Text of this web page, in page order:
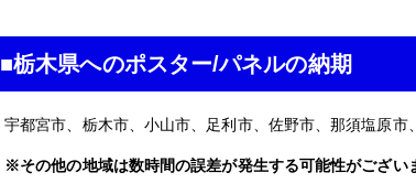
■栃木県へのポスター/パネルの納期
宇都宮市、栃木市、小山市、足利市、佐野市、那須塩原
※その他の地域は数時間の誤差が発生する可能性がござい